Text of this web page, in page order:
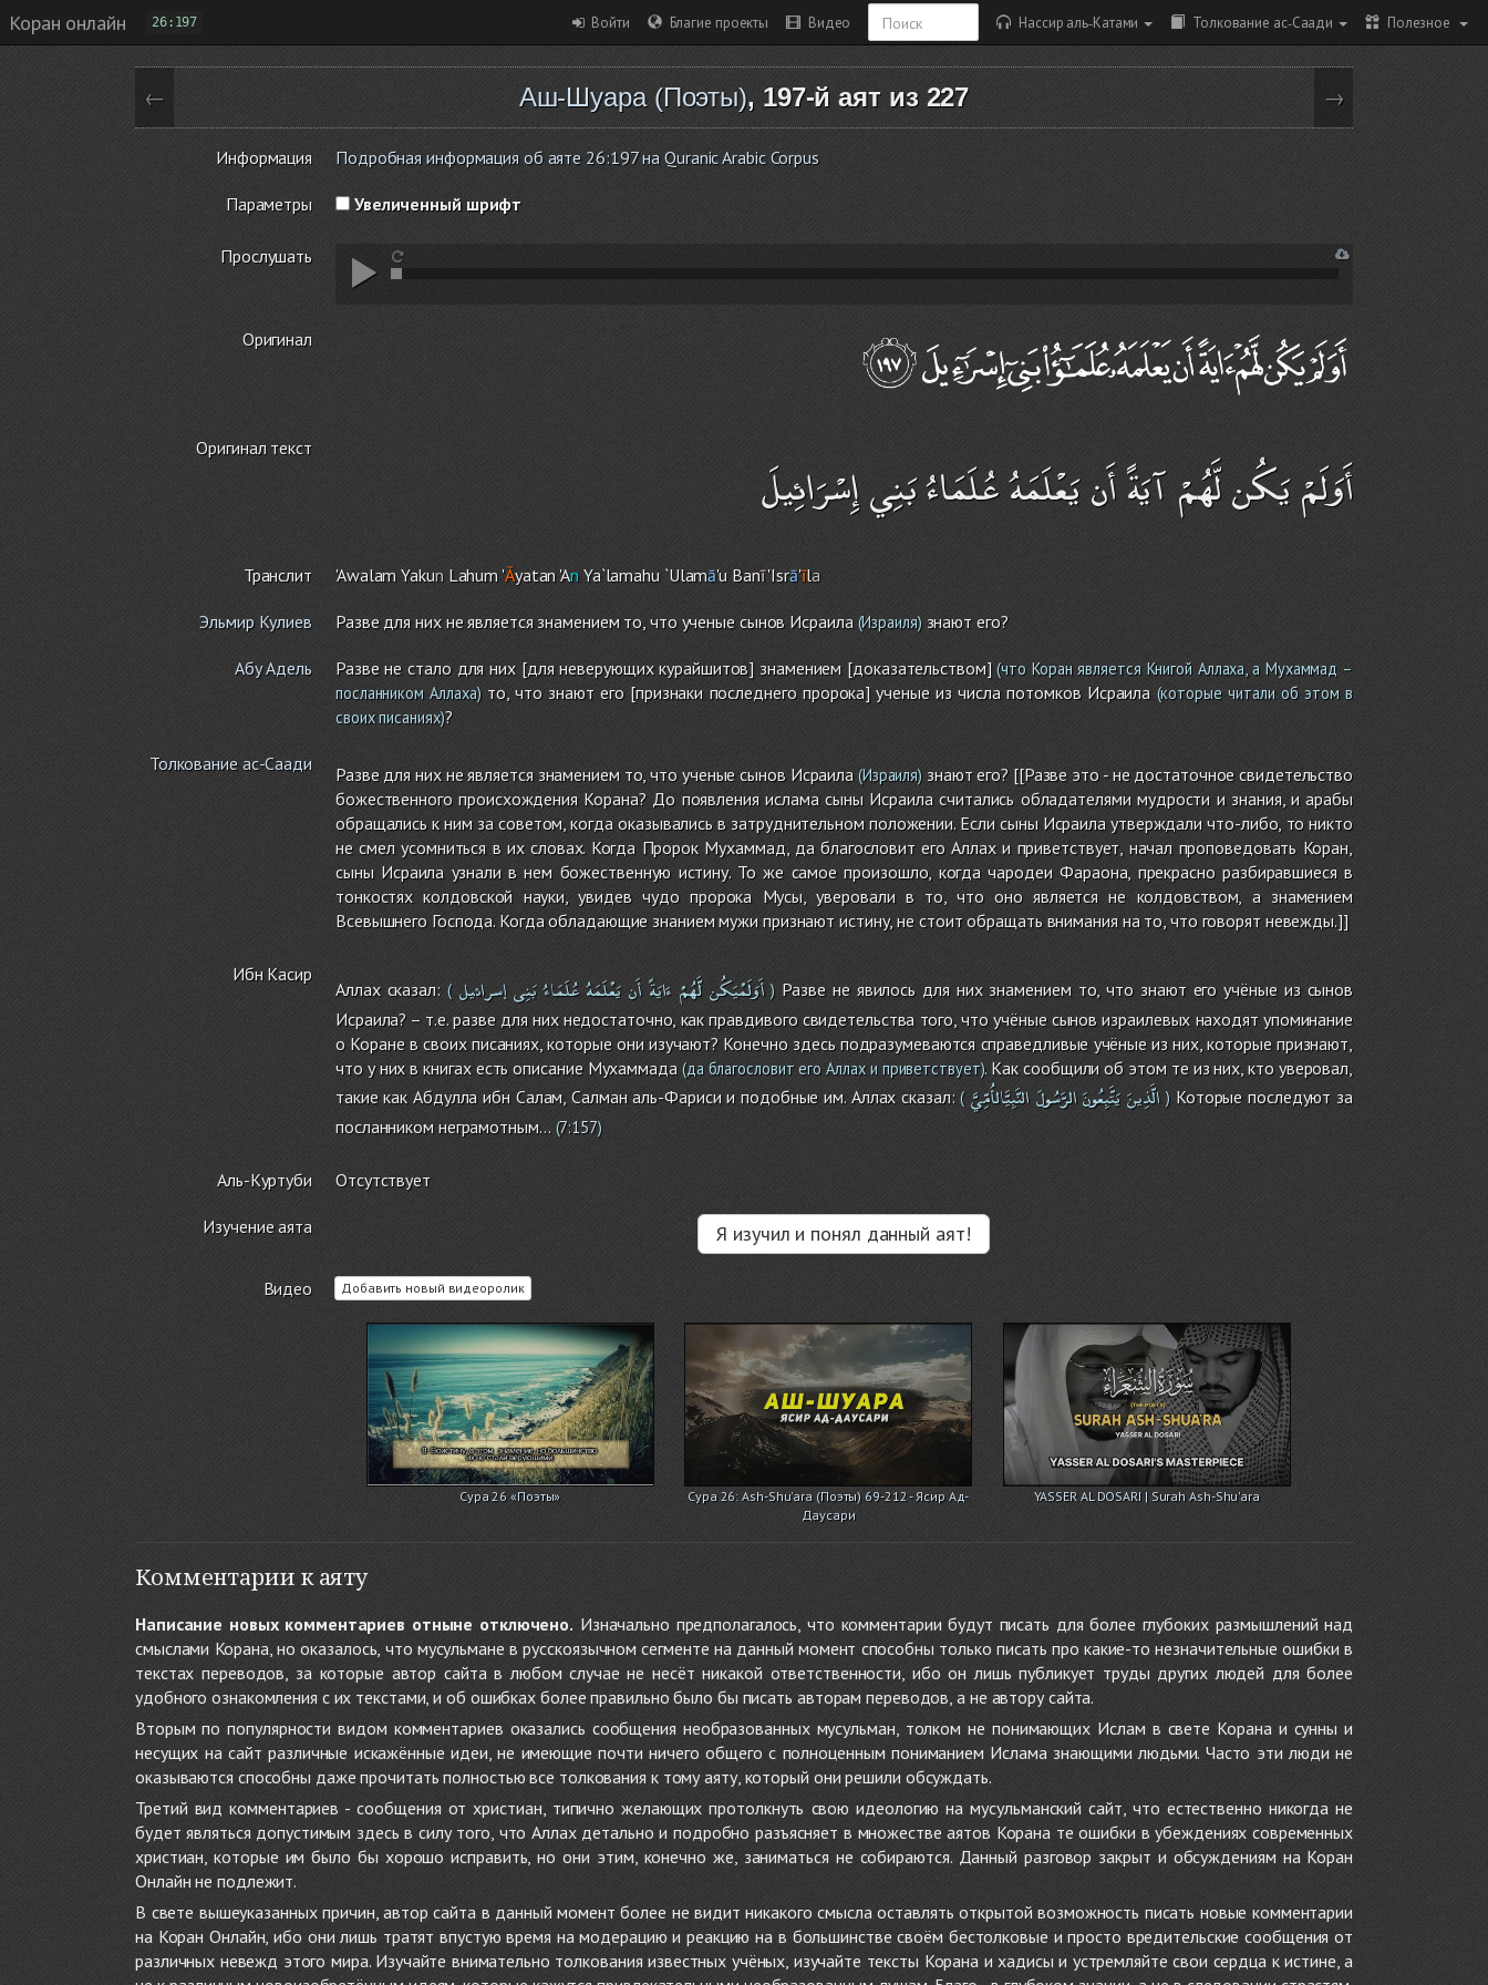
Коран онлайн 26:197 Войти Благие проекты Видео Нассир аль-Катами Толкование ас-Саади Полезное
← Аш-Шуара (Поэты), 197-й аят из 227 →
Информация Подробная информация об аяте 26:197 на Quranic Arabic Corpus
Параметры Увеличенный шрифт
Прослушать
Оригинал
Оригинал текст
أَوَلَمْ يَكُن لَّهُمْ آيَةً أَن يَعْلَمَهُ عُلَمَاءُ بَنِي إِسْرَائِيلَ
Транслит 'Awalam YakunLahum 'Āyatan 'AnYa`lamahu`Ulamā'u Banī'Isrā'īla
Эльмир Кулиев Разве для них не является знамением то, что ученые сынов Исраила(Израиля)знают его?
Абу Адель Разве не стало для них [для неверующих курайшитов] знамением [доказательством](что Коран является Книгой Аллаха, а Мухаммад –
посланником Аллаха)то, что знают его [признаки последнего пророка] ученые из числа потомков Исраила (которые читали об этом в
своих писаниях)?
Толкование ас-Саади Разве для них не является знамением то, что ученые сынов Исраила (Израиля) знают его? [[Разве это - не достаточное свидетельство
божественного происхождения Корана? До появления ислама сыны Исраила считались обладателями мудрости и знания, и арабы
обращались к ним за советом, когда оказывались в затруднительном положении. Если сыны Исраила утверждали что-либо, то никто
не смел усомниться в их словах. Когда Пророк Мухаммад, да благословит его Аллах и приветствует, начал проповедовать Коран,
сыны Исраила узнали в нем божественную истину. То же самое произошло, когда чародеи Фараона, прекрасно разбиравшиеся в
тонкостях колдовской науки, увидев чудо пророка Мусы, уверовали в то, что оно является не колдовством, а знамением
Всевышнего Господа. Когда обладающие знанием мужи признают истину, не стоит обращать внимания на то, что говорят невежды.]]
Ибн Касир
Аллах сказал:( أَوَلَمْيَكُن لَّهُمْ ءَايَةًأَن يَعْلَمَهُعُلَمَاءُبَنِىإسرائيل ) Разве не явилось для них знамением то, что знают его учёные из сынов
Исраила? – т.е. разве для них недостаточно, как правдивого свидетельства того, что учёные сынов израилевых находят упоминание
о Коране в своих писаниях, которые они изучают? Конечно здесь подразумеваются справедливые учёные из них, которые признают,
что у них в книгах есть описание Мухаммада(да благословит его Аллах и приветствует). Как сообщили об этом те из них, кто уверовал,
такие как Абдулла ибн Салам, Салман аль-Фариси и подобные им. Аллах сказал:( الَّذِينَيَتَّبِعُونَالرَّسُولَالنَّبِيَّالأُمِّيَّ ) Которые последуют за
посланником неграмотным… (7:157)
Аль-Куртуби Отсутствует
Изучение аята Я изучил и понял данный аят!
Видео Добавить новый видеоролик
Сура 26 «Поэты»
Сура 26: Ash-Shu'ara (Поэты) 69-212 - Ясир Ад-
Даусари
YASSER AL DOSARI | Surah Ash-Shu'ara
Комментарии к аяту
Написание новых комментариев отныне отключено. Изначально предполагалось, что комментарии будут писать для более глубоких размышлений над
смыслами Корана, но оказалось, что мусульмане в русскоязычном сегменте на данный момент способны только писать про какие-то незначительные ошибки в
текстах переводов, за которые автор сайта в любом случае не несёт никакой ответственности, ибо он лишь публикует труды других людей для более
удобного ознакомления с их текстами, и об ошибках более правильно было бы писать авторам переводов, а не автору сайта.
Вторым по популярности видом комментариев оказались сообщения необразованных мусульман, толком не понимающих Ислам в свете Корана и сунны и
несущих на сайт различные искажённые идеи, не имеющие почти ничего общего с полноценным пониманием Ислама знающими людьми. Часто эти люди не
оказываются способны даже прочитать полностью все толкования к тому аяту, который они решили обсуждать.
Третий вид комментариев - сообщения от христиан, типично желающих протолкнуть свою идеологию на мусульманский сайт, что естественно никогда не
будет являться допустимым здесь в силу того, что Аллах детально и подробно разъясняет в множестве аятов Корана те ошибки в убеждениях современных
христиан, которые им было бы хорошо исправить, но они этим, конечно же, заниматься не собираются. Данный разговор закрыт и обсуждениям на Коран
Онлайн не подлежит.
В свете вышеуказанных причин, автор сайта в данный момент более не видит никакого смысла оставлять открытой возможность писать новые комментарии
на Коран Онлайн, ибо они лишь тратят впустую время на модерацию и реакцию на в большинстве своём бестолковые и просто вредительские сообщения от
различных невежд этого мира. Изучайте внимательно толкования известных учёных, изучайте тексты Корана и хадисы и устремляйте свои сердца к истине, а